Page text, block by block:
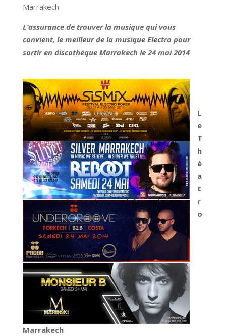
Marrakech
L’assurance de trouver la musique qui vous
convient, le meilleur de la musique Electro pour
sortir en discothèque Marrakech le 24 mai 2014
L
e
T
h
é
a
t
r
o
Marrakech